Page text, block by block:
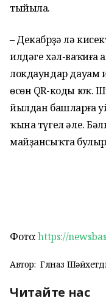
тыйыла.
– Декабрҙә лә
илдәге хәл-ваҡиға
локдаундар дауам
өсөн QR-коды юҡ.
йылдан башларға
ҡына түгел әле.
майҙансыҡта
Фото:https://
Автор: Гөлназ
Читайте нас